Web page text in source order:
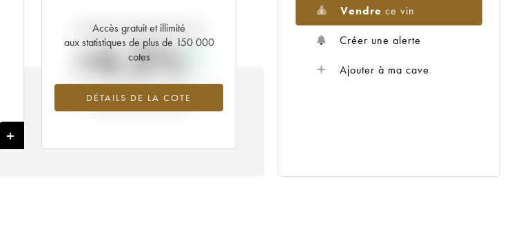
+
Accès gratuit et illimité
aux statistiques de plus de 150 000
cotes
DÉTAILS DE LA COTE
Tendance actuelle de la cote
+4.2%
Tendance à la hausse du millésime 1979
en 2026 par rapport à 2025
Vendre ce vin
Créer une alerte
Ajouter à ma cave